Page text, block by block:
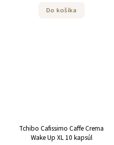
Do košíka
Tchibo Cafissimo Caffe Crema
Wake Up XL 10 kapsúl